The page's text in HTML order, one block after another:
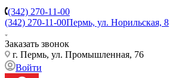
(342) 270-11-00
(342) 270-11-00Пермь, ул. Норильская, 8
Заказать звонок
г. Пермь, ул. Промышленная, 76
Войти